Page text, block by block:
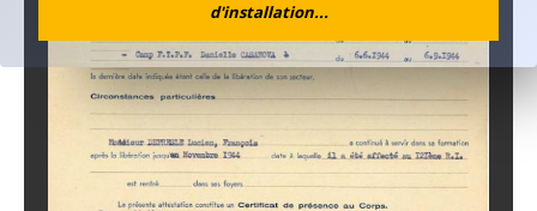
d'installation...